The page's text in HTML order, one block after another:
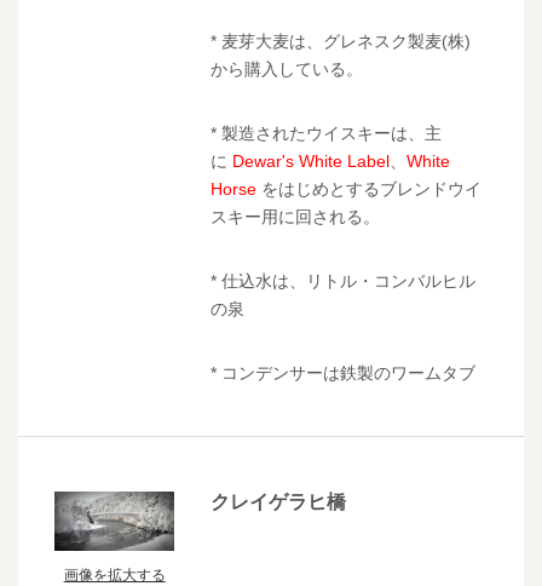
* 麦芽大麦は、グレネスク製麦(株)
から購入している。
* 製造されたウイスキーは、主
に Dewar's White Label、White
Horse をはじめとするブレンドウイ
スキー用に回される。
* 仕込水は、リトル・コンバルヒル
の泉
* コンデンサーは鉄製のワームタブ
画像を拡大する
クレイゲラヒ橋